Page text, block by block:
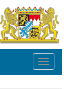
Toggle